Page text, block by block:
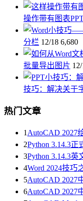
操作带有图表
分栏 12/18 6,680
批量导出图片
技巧：解决关于
热门文章
1 AutoCAD 2027
2Python 3.14.3
3Python 3.14.3
4Word 2024技巧
5AutoCAD 2027
6AutoCAD 2027